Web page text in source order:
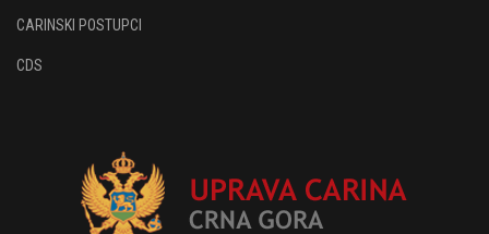
CARINSKI POSTUPCI
CDS